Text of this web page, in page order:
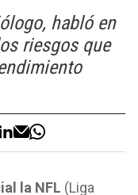
habló en
riesgos que
la NFL (Liga